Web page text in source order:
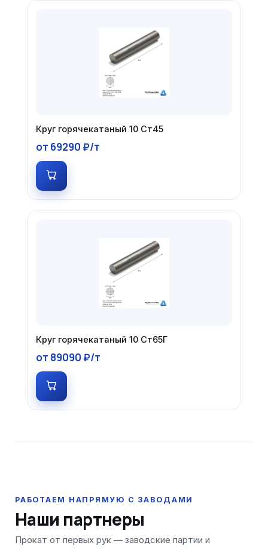
Круг горячекатаный 10 Ст45
от 69290 ₽/т
Круг горячекатаный 10 Ст65Г
от 89090 ₽/т
Наши партнеры